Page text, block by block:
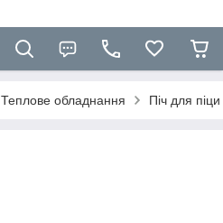
Теплове обладнання Піч для піци